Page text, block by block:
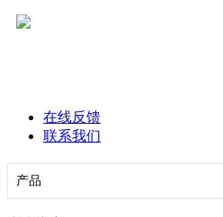
在线反馈
联系我们